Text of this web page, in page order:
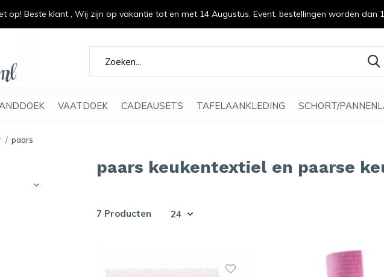
VAATDOEK CADEAUSETS TAFELAANKLEDING SCHORT/
duurzaam en met liefde gemaakt
paars
paars keukentextiel en paarse
7 Producten
op! Beste klant , Wij zijn op vakantie tot en met 14 Augustus. Event. bestellingen worden dan